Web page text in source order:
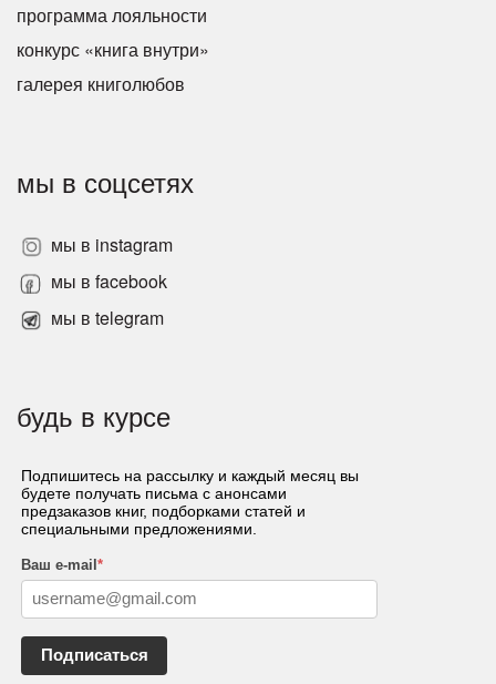
программа лояльности
конкурс «книга внутри»
галерея книголюбов
мы в соцсетях
мы в instagram
мы в facebook
мы в telegram
будь в курсе
Подпишитесь на рассылку и каждый месяц вы
будете получать письма с анонсами
предзаказов книг, подборками статей и
специальными предложениями.
Ваш e-mail *
Подписаться